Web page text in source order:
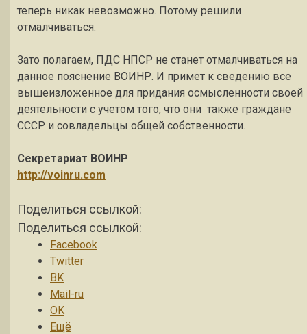
теперь никак невозможно. Потому решили
отмалчиваться.
Зато полагаем, ПДС НПСР не станет отмалчиваться на
данное пояснение ВОИНР. И примет к сведению все
вышеизложенное для придания осмысленности своей
деятельности с учетом того, что они также граждане
СССР и совладельцы общей собственности.
Секретариат ВОИНР
http://voinru.com
Поделиться ссылкой:
Поделиться ссылкой:
Facebook
Twitter
BK
Mail-ru
OK
Ещё